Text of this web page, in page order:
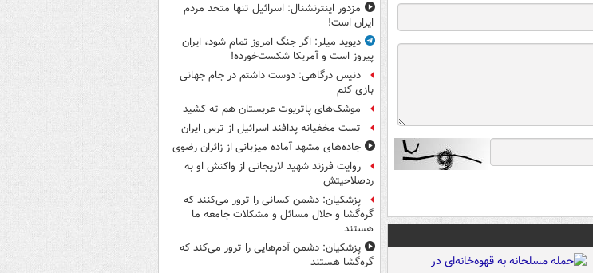
مزدور اینترنشنال: اسرائیل تنها متحد مردم
ایران است!
دیوید میلر: اگر جنگ امروز تمام شود، ایران
پیروز است و آمریکا شکست‌خورده!
دنیس درگاهی: دوست داشتم در جام جهانی
بازی کنم
موشک‌های پاتریوت عربستان هم ته‌ کشید
تست مخفیانه پدافند اسرائیل از ترس ایران
جاده‌های مشهد آماده میزبانی از زائران رضوی
روایت فرزند شهید لاریجانی از واکنش او به
ردصلاحیتش
پزشکیان: دشمن کسانی را ترور می‌کنند که
گره‌گشا و حلال مسائل و مشکلات جامعه ما
هستند
پزشکیان: دشمن آدم‌هایی را ترور می‌کند که
گره‌گشا هستند